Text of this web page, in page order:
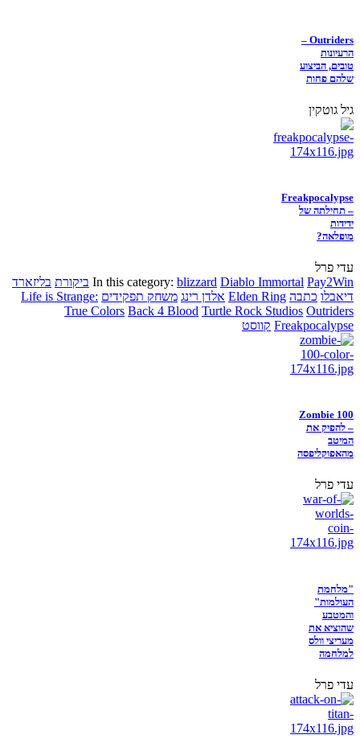
Outriders –
הרעיונות
טובים, הביצוע
שלהם פחות
גיל גוטקין
Freakpocalypse
– תחילתה של
ידידות
מופלאה?
עדי פרל
In this category: blizzard Diablo Immortal Pay2Win ביקורת בליזארד
דיאבלו כתבה Elden Ring אלדן רינג משחק תפקידים Life is Strange:
True Colors Back 4 Blood Turtle Rock Studios Outriders
Freakpocalypse קווסט
Zombie 100
– להפיק את
המיטב
מהאפוקליפסה
עדי פרל
"מלחמת
העולמות"
והמטבע
שהוציא את
מעריצי וולס
למלחמה
עדי פרל